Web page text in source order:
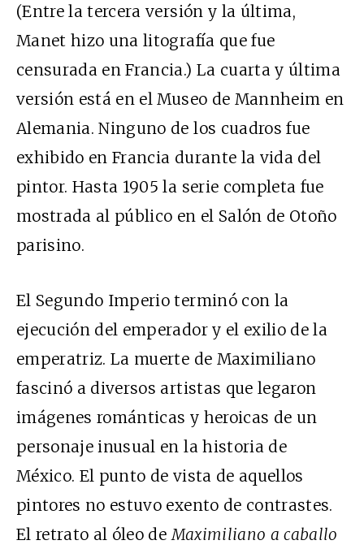
(Entre la tercera versión y la última,
Manet hizo una litografía que fue
censurada en Francia.) La cuarta y última
versión está en el Museo de Mannheim en
Alemania. Ninguno de los cuadros fue
exhibido en Francia durante la vida del
pintor. Hasta 1905 la serie completa fue
mostrada al público en el Salón de Otoño
parisino.
El Segundo Imperio terminó con la
ejecución del emperador y el exilio de la
emperatriz. La muerte de Maximiliano
fascinó a diversos artistas que legaron
imágenes románticas y heroicas de un
personaje inusual en la historia de
México. El punto de vista de aquellos
pintores no estuvo exento de contrastes.
El retrato al óleo deMaximiliano a caballo